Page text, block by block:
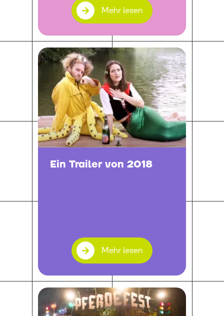
Mehr lesen
Ein Trailer von 2018
Mehr lesen